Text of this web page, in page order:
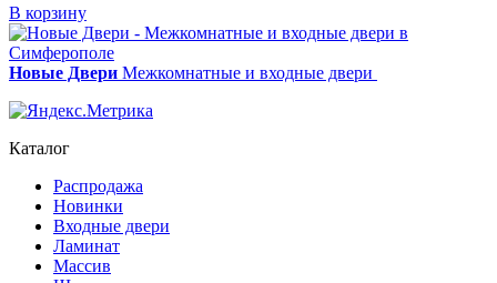
В корзину
Новые Двери Межкомнатные и входные двери
Каталог
Распродажа
Новинки
Входные двери
Ламинат
Массив